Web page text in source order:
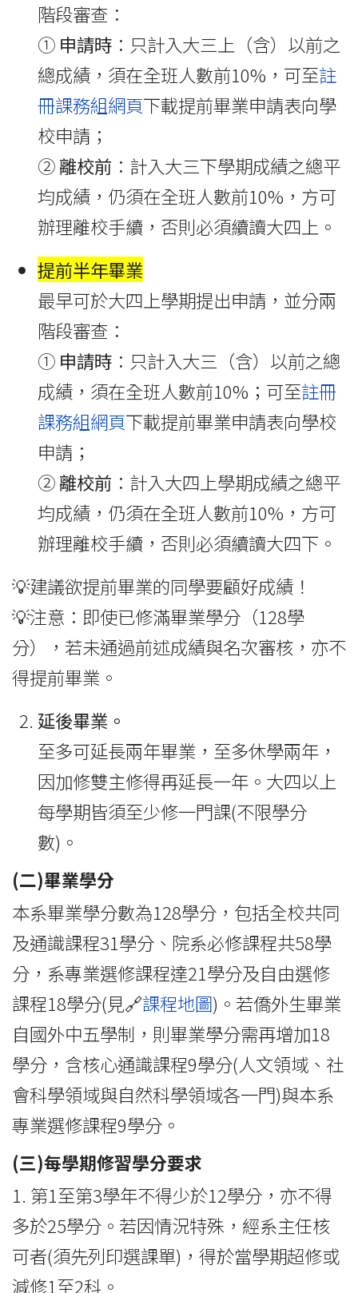
階段審查：
① 申請時 ：只計入大三上（含）以前之
總成績，須在全班人數前10%， 可至註
冊課務組網頁下載提前畢業申請表向學
校申請 ；
②離校前 ：計入大三下學期成績之總平
均成績，仍須在全班人數前10%，方可
辦理離校手續，否則必須續讀大四上。
提前半年畢業
最早可於大四上學期提出申請，並分兩
階段審查：
① 申請時 ：只計入大三（含）以前之總
成績，須在全班人數前10%； 可至註冊
課務組網頁下載提前畢業申請表向學校
申請 ；
②離校前 ：計入大四上學期成績之總平
均成績，仍須在全班人數前10%，方可
辦理離校手續，否則必須續讀大四下。
💡建議欲提前畢業的同學要顧好成績！
💡注意：即使已修滿畢業學分（128學
分），若未通過前述成績與名次審核，亦不
得提前畢業。
延後畢業。
至多可延長兩年畢業，至多休學兩年，
因加修雙主修得再延長一年。大四以上
每學期皆須至少修一門課(不限學分
數)。
(二)畢業學分
本系畢業學分數為128學分，包括全校共同
及通識課程31學分、院系必修課程共58學
分，系專業選修課程達21學分及自由選修
課程18學分(見🔗課程地圖)。若僑外生畢業
自國外中五學制，則畢業學分需再增加18
學分，含核心通識課程9學分(人文領域、社
會科學領域與自然科學領域各一門)與本系
專業選修課程9學分。
(三)每學期修習學分要求
1. 第1至第3學年不得少於12學分，亦不得
多於25學分。若因情況特殊，經系主任核
可者(須先列印選課單)，得於當學期超修或
減修1至2科。